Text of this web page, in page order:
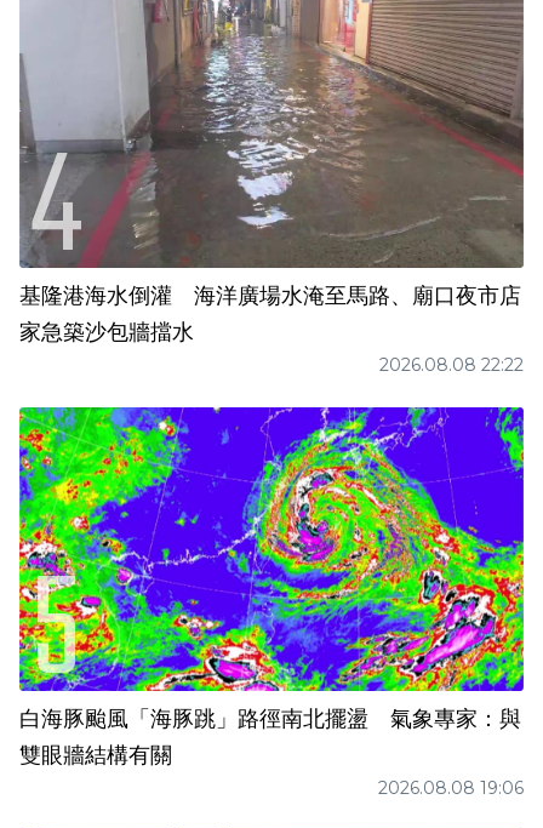
基隆港海水倒灌 海洋廣場水淹至馬路、廟口夜市店
家急築沙包牆擋水
2026.08.08 22:22
白海豚颱風「海豚跳」路徑南北擺盪 氣象專家：與
雙眼牆結構有關
2026.08.08 19:06